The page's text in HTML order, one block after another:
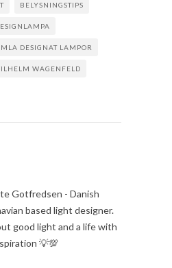
BELYSNINGSTIPS
DESIGNAT LAMPOR
WAGENFELD
Gotfredsen - Danish
based light designer.
good light and a life with
💡💯